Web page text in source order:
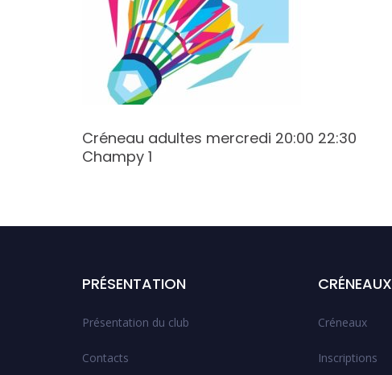
Créneau adultes mercredi 20:00 22:30
Champy 1
PRÉSENTATION
Présentation du club
Contacts
CRÉNEAUX
Créneaux
Inscriptions